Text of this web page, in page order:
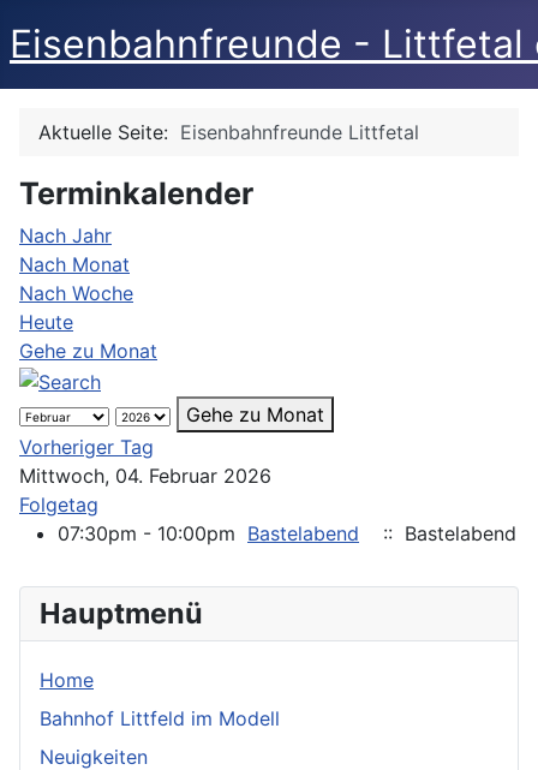
Eisenbahnfreunde - Littfetal
Aktuelle Seite: Eisenbahnfreunde Littfetal
Terminkalender
Nach Jahr
Nach Monat
Nach Woche
Heute
Gehe zu Monat
Gehe zu Monat
Vorheriger Tag
Mittwoch, 04. Februar 2026
Folgetag
07:30pm - 10:00pm Bastelabend :: Bastelabend
Hauptmenü
Home
Bahnhof Littfeld im Modell
Neuigkeiten